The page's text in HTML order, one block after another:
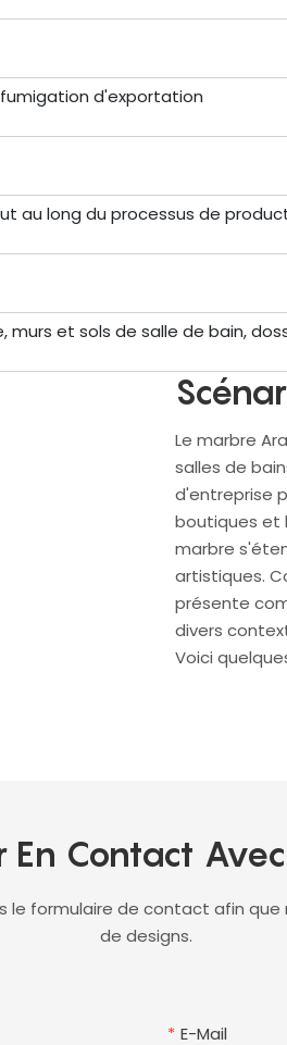
d'exportation
au long du processus de
murs et sols de salle de bain,
Le marbre
salles de
d'entreprise
boutiques et
marbre
artistiques.
présente
divers
Voici
En Contact
formulaire de contact afin
de designs.
E-Mail